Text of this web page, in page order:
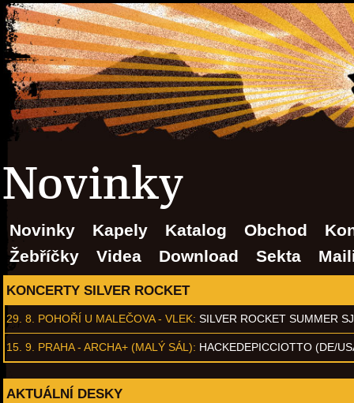
Novinky
Novinky Kapely Katalog Obchod
Žebříčky
Videa Download Sekta
KONCERTY SILVER ROCKET
29. 8. POHOŘÍ U MALEČOVA - VLEK: SILVER ROCKET SUMMER
15. 9. PRAHA - ARCHA+ (MALÝ SÁL): HACKEDEPICCIOTTO (DE/
AKTUÁLNÍ DESKY